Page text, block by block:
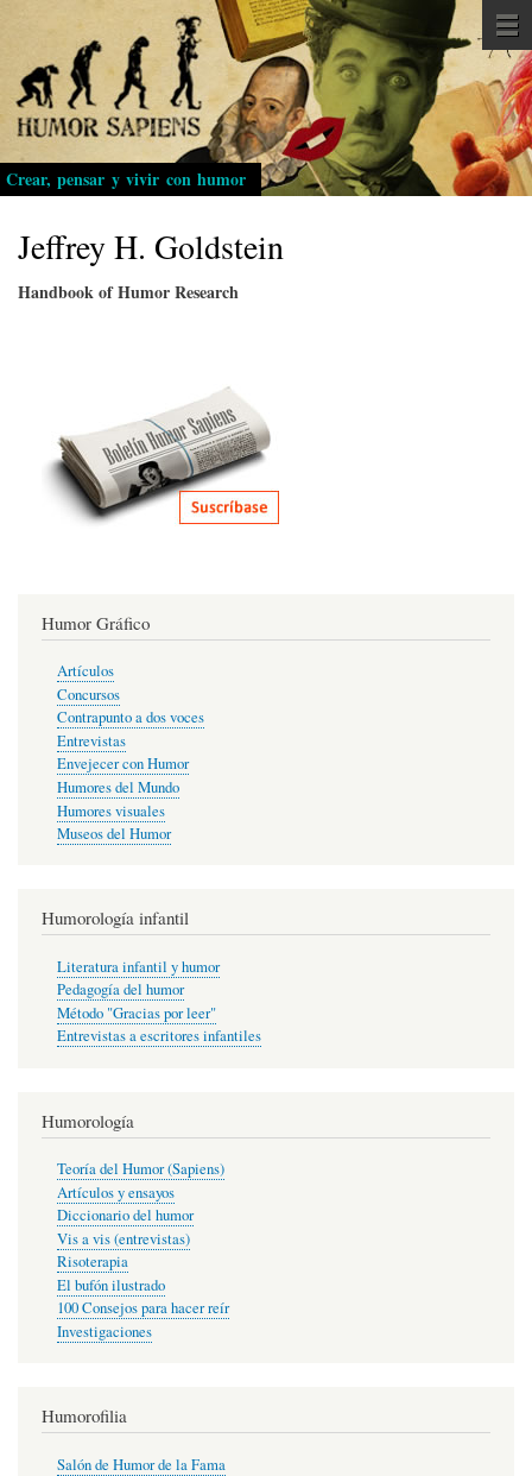
Pasar
al
contenido
principal
Crear, pensar y vivir con humor
Jeffrey H. Goldstein
Handbook of Humor Research
Humor Gráfico
Artículos
Concursos
Contrapunto a dos voces
Entrevistas
Envejecer con Humor
Humores del Mundo
Humores visuales
Museos del Humor
Humorología infantil
Literatura infantil y humor
Pedagogía del humor
Método "Gracias por leer"
Entrevistas a escritores infantiles
Humorología
Teoría del Humor (Sapiens)
Artículos y ensayos
Diccionario del humor
Vis a vis (entrevistas)
Risoterapia
El bufón ilustrado
100 Consejos para hacer reír
Investigaciones
Humorofilia
Salón de Humor de la Fama